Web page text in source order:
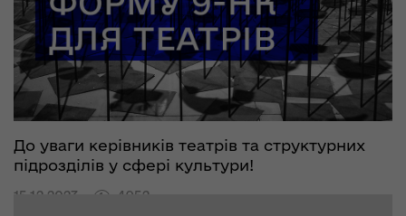
До уваги керівників театрів та структурних
підрозділів у сфері культури!
15.12.2023 4952